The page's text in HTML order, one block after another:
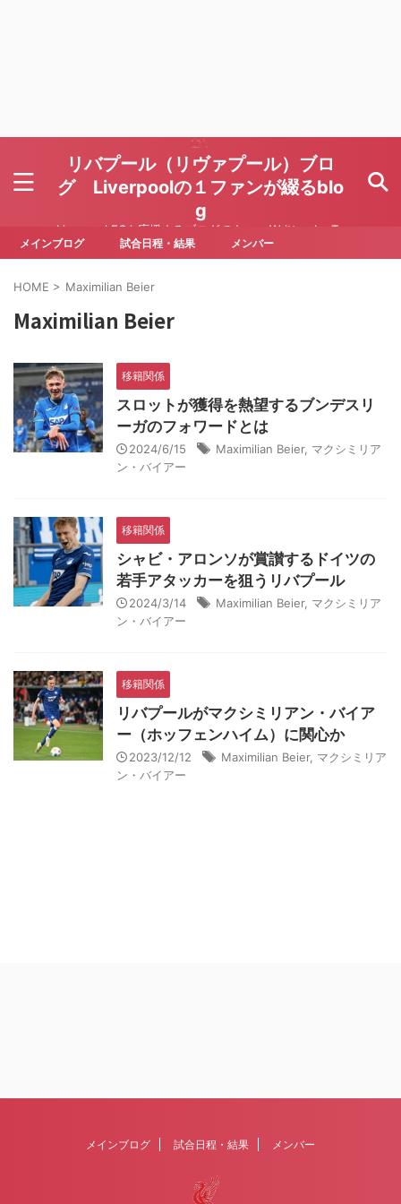
リバプール（リヴァプール）ブロ
グ Liverpoolの１ファンが綴るblo
g
Liverpool FCを応援するブログです Written by To
ru Yoda
メインブログ 試合日程・結果 メンバー
HOME > Maximilian Beier
Maximilian Beier
移籍関係
スロットが獲得を熱望するブンデスリ
ーガのフォワードとは
2024/6/15 Maximilian Beier, マクシミリア
ン・バイアー
移籍関係
シャビ・アロンソが賞讃するドイツの
若手アタッカーを狙うリバプール
2024/3/14 Maximilian Beier, マクシミリア
ン・バイアー
移籍関係
リバプールがマクシミリアン・バイア
ー（ホッフェンハイム）に関心か
2023/12/12 Maximilian Beier, マクシミリア
ン・バイアー
メインブログ 試合日程・結果 メンバー